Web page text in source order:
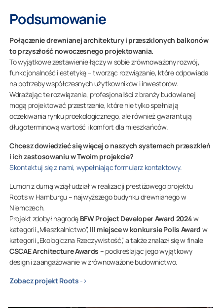
Podsumowanie
Połączenie drewnianej architektury i przeszklonych balkonów
to przyszłość nowoczesnego projektowania.
To wyjątkowe zestawienie łączy w sobie zrównoważony rozwój,
funkcjonalność i estetykę – tworząc rozwiązanie, które odpowiada
na potrzeby współczesnych użytkowników i inwestorów.
Wdrażając te rozwiązania, profesjonaliści z branży budowlanej
mogą projektować przestrzenie, które nie tylko spełniają
oczekiwania rynku proekologicznego, ale również gwarantują
długoterminową wartość i komfort dla mieszkańców.
Chcesz dowiedzieć się więcej o naszych systemach przeszkleń
i ich zastosowaniu w Twoim projekcie?
Skontaktuj się z nami, wypełniając formularz kontaktowy.
Lumon z dumą wziął udział w realizacji prestiżowego projektu
Rootsw Hamburgu – najwyższego budynku drewnianego w
Niemczech.
Projekt zdobył nagrodę BFW Project Developer Award 2024w
kategorii „Mieszkalnictwo”, III miejsce w konkursie Polis Award w
kategorii „Ekologiczna Rzeczywistość”, a także znalazł się w finale
CSCAE Architecture Awards – podkreślając jego wyjątkowy
design i zaangażowanie w zrównoważone budownictwo.
Zobacz projekt Roots->